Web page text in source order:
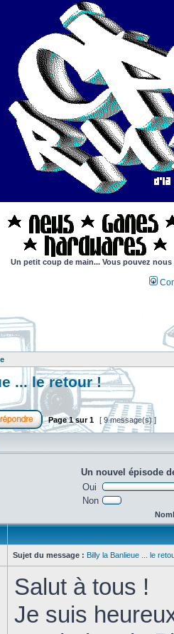
Un petit coup de main... Vous pouvez
... le retour !
Page1sur1 [ 9 message(s) ]
Un nouvel épisode
Oui
Non
Sujet du message : Billy la Banlieue ... le
Salut à tous !
Je suis